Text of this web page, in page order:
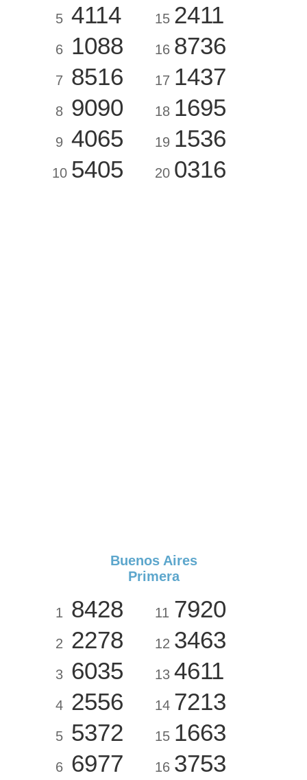
5 4114
6 1088
7 8516
8 9090
9 4065
10 5405
15 2411
16 8736
17 1437
18 1695
19 1536
20 0316
Buenos Aires
Primera
1 8428
2 2278
3 6035
4 2556
5 5372
6 6977
11 7920
12 3463
13 4611
14 7213
15 1663
16 3753